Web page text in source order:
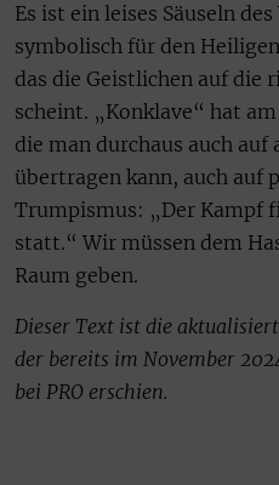
Es ist ein leises Säuseln
symbolisch für den
das die Geistlichen auf die
scheint. „Konklave“ hat
die man durchaus auch
übertragen kann, auch auf
Trumpismus: „Der Kampf
statt.“ Wir müssen dem
Raum geben.
Dieser Text ist die
der bereits im November
bei PRO erschien.